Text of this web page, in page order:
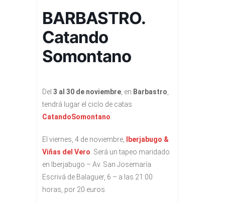
BARBASTRO.
Catando
Somontano
Del 3 al 30 de noviembre , en Barbastro
tendrá lugar el ciclo de catas
CatandoSomontano
El viernes, 4 de noviembre,
Iberjabugo &
Viñas del Vero Será un tapeo maridado
en Iberjabugo – Av. San Josemaría
Escrivá de Balaguer, 6 – a las 21:00
horas, por 20 euros